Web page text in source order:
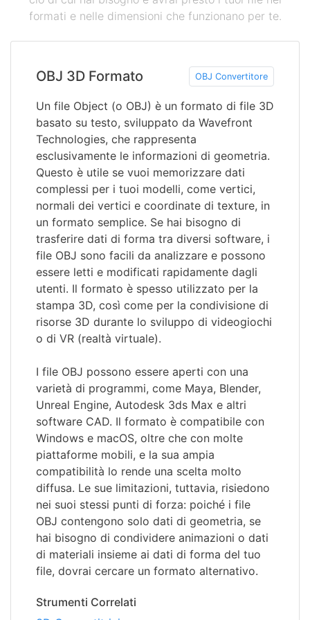
formati e nelle dimensioni che funzionano per te.
OBJ 3D Formato OBJ Convertitore
Un file Object (o OBJ) è un formato di file 3D
basato su testo, sviluppato da Wavefront
Technologies, che rappresenta
esclusivamente le informazioni di geometria.
Questo è utile se vuoi memorizzare dati
complessi per i tuoi modelli, come vertici,
normali dei vertici e coordinate di texture, in
un formato semplice. Se hai bisogno di
trasferire dati di forma tra diversi software, i
file OBJ sono facili da analizzare e possono
essere letti e modificati rapidamente dagli
utenti. Il formato è spesso utilizzato per la
stampa 3D, così come per la condivisione di
risorse 3D durante lo sviluppo di videogiochi
o di VR (realtà virtuale).
I file OBJ possono essere aperti con una
varietà di programmi, come Maya, Blender,
Unreal Engine, Autodesk 3ds Max e altri
software CAD. Il formato è compatibile con
Windows e macOS, oltre che con molte
piattaforme mobili, e la sua ampia
compatibilità lo rende una scelta molto
diffusa. Le sue limitazioni, tuttavia, risiedono
nei suoi stessi punti di forza: poiché i file
OBJ contengono solo dati di geometria, se
hai bisogno di condividere animazioni o dati
di materiali insieme ai dati di forma del tuo
file, dovrai cercare un formato alternativo.
Strumenti Correlati